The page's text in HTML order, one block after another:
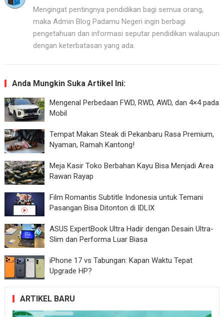
Mengingat pentingnya pendidikan bagi semua orang,
maka Admin Blog Padamu Negeri ingin berbagi
pengetahuan dan informasi seputar pendidikan walaupun
dengan keterbatasan yang ada.
Anda Mungkin Suka Artikel Ini:
Mengenal Perbedaan FWD, RWD, AWD, dan 4×4 pada
Mobil
Tempat Makan Steak di Pekanbaru Rasa Premium,
Nyaman, Ramah Kantong!
Meja Kasir Toko Berbahan Kayu Bisa Menjadi Area
Rawan Rayap
Film Romantis Subtitle Indonesia untuk Temani
Pasangan Bisa Ditonton di IDLIX
ASUS ExpertBook Ultra Hadir dengan Desain Ultra-
Slim dan Performa Luar Biasa
iPhone 17 vs Tabungan: Kapan Waktu Tepat
Upgrade HP?
ARTIKEL BARU